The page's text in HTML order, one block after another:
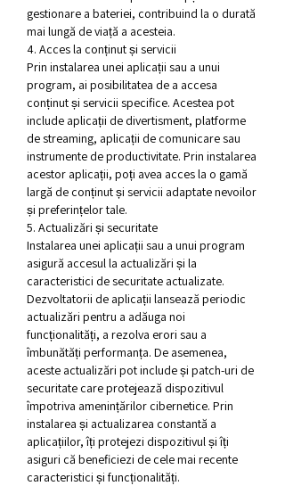
gestionare a bateriei, contribuind la o durată
mai lungă de viață a acesteia.
4. Acces la conținut și servicii
Prin instalarea unei aplicații sau a unui
program, ai posibilitatea de a accesa
conținut și servicii specifice. Acestea pot
include aplicații de divertisment, platforme
de streaming, aplicații de comunicare sau
instrumente de productivitate. Prin instalarea
acestor aplicații, poți avea acces la o gamă
largă de conținut și servicii adaptate nevoilor
și preferințelor tale.
5. Actualizări și securitate
Instalarea unei aplicații sau a unui program
asigură accesul la actualizări și la
caracteristici de securitate actualizate.
Dezvoltatorii de aplicații lansează periodic
actualizări pentru a adăuga noi
funcționalități, a rezolva erori sau a
îmbunătăți performanța. De asemenea,
aceste actualizări pot include și patch-uri de
securitate care protejează dispozitivul
împotriva amenințărilor cibernetice. Prin
instalarea și actualizarea constantă a
aplicațiilor, îți protejezi dispozitivul și îți
asiguri că beneficiezi de cele mai recente
caracteristici și funcționalități.